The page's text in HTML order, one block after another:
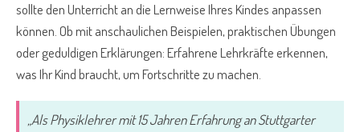
sollte den Unterricht an die Lernweise Ihres Kindes anpassen
können. Ob mit anschaulichen Beispielen, praktischen Übungen
oder geduldigen Erklärungen: Erfahrene Lehrkräfte erkennen,
was Ihr Kind braucht, um Fortschritte zu machen.
„Als Physiklehrer mit 15 Jahren Erfahrung an Stuttgarter